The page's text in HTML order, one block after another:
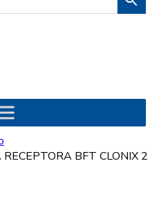
BFT CLONIX 2